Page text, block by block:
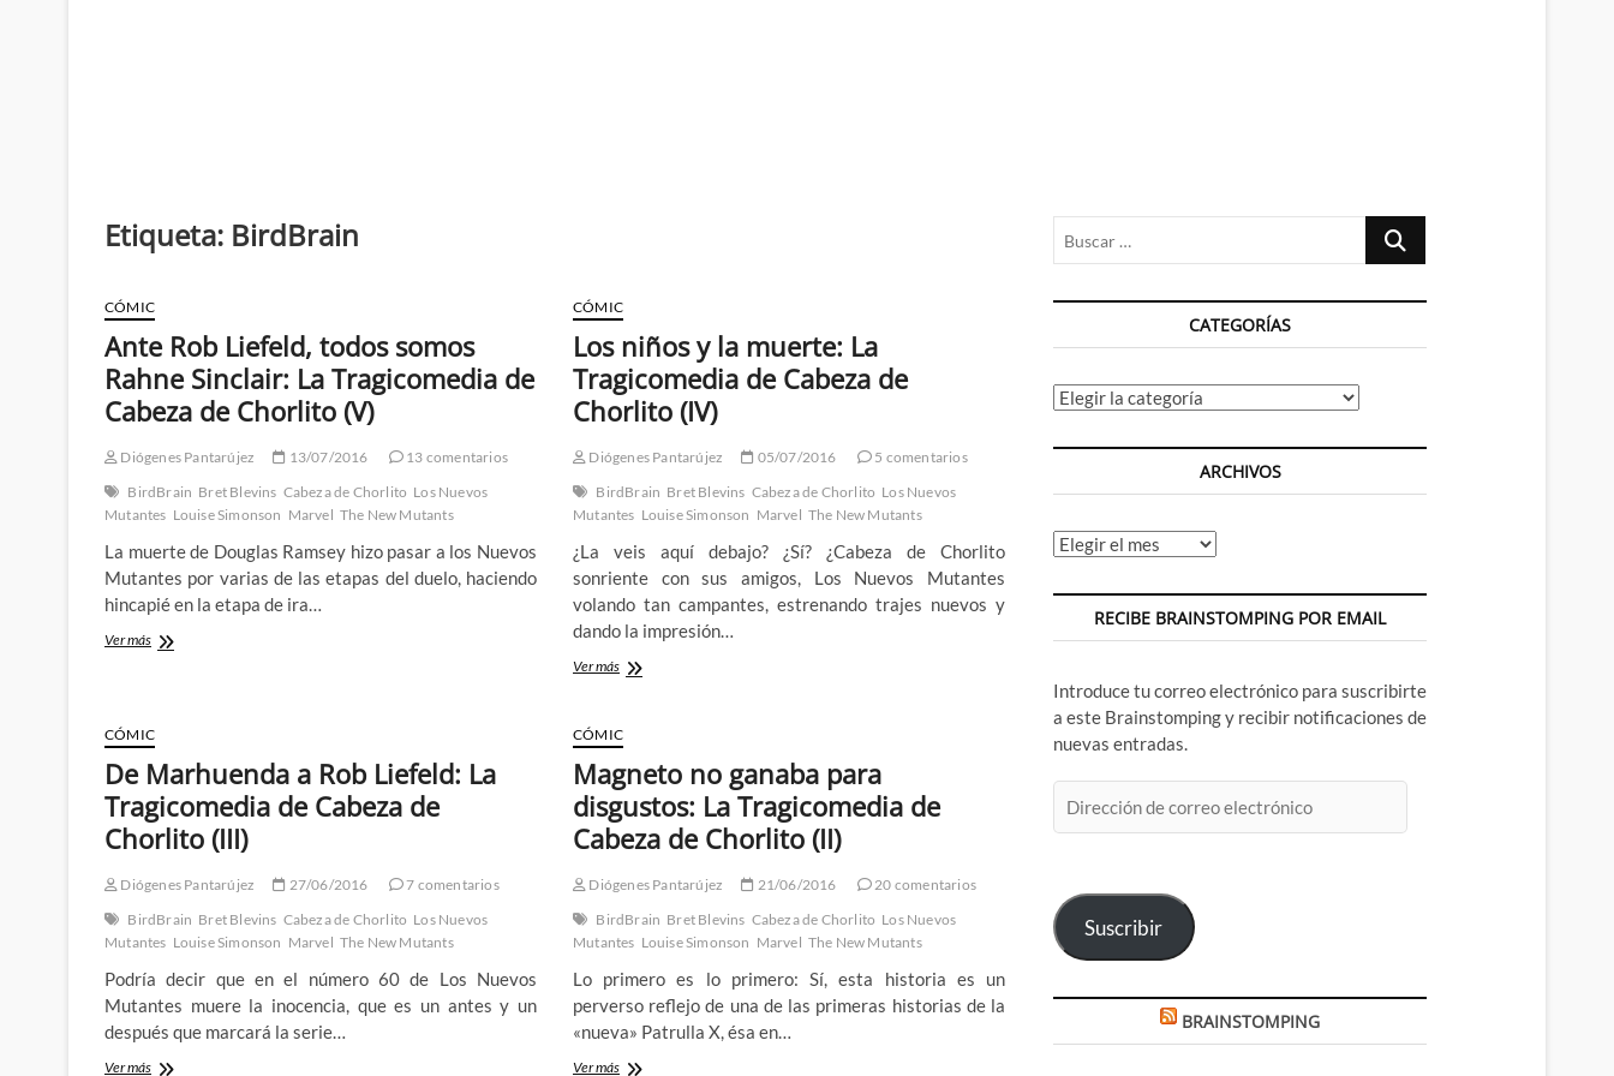
Etiqueta: BirdBrain
CÓMIC
Ante Rob Liefeld, todos somos
Rahne Sinclair: La Tragicomedia de
Cabeza de Chorlito (V)
Diógenes Pantarújez 13/07/2016
13 comentarios
BirdBrain Bret Blevins Cabeza de Chorlito Los Nuevos
Mutantes Louise Simonson Marvel The New Mutants
La muerte de Douglas Ramsey hizo pasar a los Nuevos
Mutantes por varias de las etapas del duelo, haciendo
hincapié en la etapa de ira…
Ver másAnte
Rahne
Sinclair:
La
Tragicomedia
de
Cabeza
(V)
CÓMIC
Los niños y la muerte: La
Tragicomedia de Cabeza de
Chorlito (IV)
Diógenes Pantarújez 05/07/2016
5 comentarios
BirdBrain Bret Blevins Cabeza de Chorlito Los Nuevos
Mutantes Louise Simonson Marvel The New Mutants
¿La veis aquí debajo? ¿Sí? ¿Cabeza de Chorlito
sonriente con sus amigos, Los Nuevos Mutantes
volando tan campantes, estrenando trajes nuevos y
dando la impresión…
Ver másLos
la
muerte:
La
Tragicomedia
de
Cabeza
Chorlito
CÓMIC
De Marhuenda a Rob Liefeld: La
Tragicomedia de Cabeza de
Chorlito (III)
Diógenes Pantarújez 27/06/2016
7 comentarios
BirdBrain Bret Blevins Cabeza de Chorlito Los Nuevos
Mutantes Louise Simonson Marvel The New Mutants
Podría decir que en el número 60 de Los Nuevos
Mutantes muere la inocencia, que es un antes y un
después que marcará la serie…
Ver másDe
CÓMIC
Magneto no ganaba para
disgustos: La Tragicomedia de
Cabeza de Chorlito (II)
Diógenes Pantarújez 21/06/2016
20 comentarios
BirdBrain Bret Blevins Cabeza de Chorlito Los Nuevos
Mutantes Louise Simonson Marvel The New Mutants
Lo primero es lo primero: Sí, esta historia es un
perverso reflejo de una de las primeras historias de la
«nueva» Patrulla X, ésa en…
Ver másMagneto
Buscar
CATEGORÍAS
Categorías
ARCHIVOS
Archivos
RECIBE BRAINSTOMPING POR EMAIL
Introduce tu correo electrónico para suscribirte
a este Brainstomping y recibir notificaciones de
nuevas entradas.
de
Suscribir
BRAINSTOMPING